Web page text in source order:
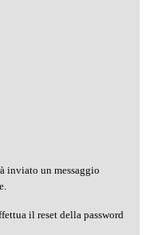
inviato un messaggio
il reset della password